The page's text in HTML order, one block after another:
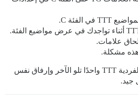
ملاحظة: فتح المواضيع الفردية TTT واحدًا تلو الآخر وإرفاق نفس